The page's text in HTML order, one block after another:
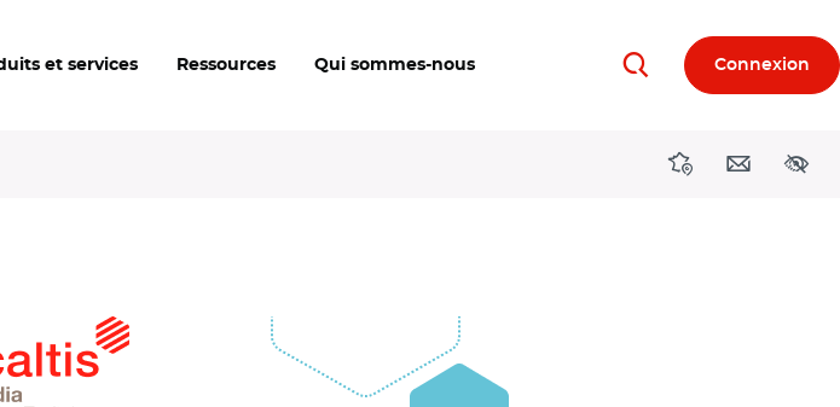
et services Ressources Qui sommes-nous RechercherConnexion
DirectionsContact